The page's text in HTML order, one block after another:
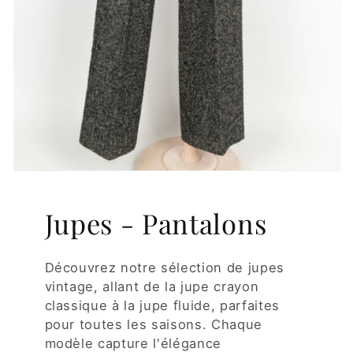
Jupes - Pantalons
Découvrez notre sélection de jupes
vintage, allant de la jupe crayon
classique à la jupe fluide, parfaites
pour toutes les saisons. Chaque
modèle capture l'élégance